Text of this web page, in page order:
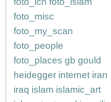
foto_misc
foto_my_scan
foto_people
foto_places gb gould
heidegger internet iran
iraq islam islamic_art